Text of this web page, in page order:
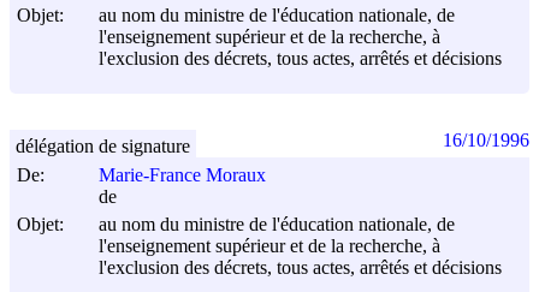
Objet:
au nom du ministre de l'éducation nationale, de
l'enseignement supérieur et de la recherche, à
l'exclusion des décrets, tous actes, arrêtés et décisions
De:
Marie-France Moraux
de
Objet:
au nom du ministre de l'éducation nationale, de
l'enseignement supérieur et de la recherche, à
l'exclusion des décrets, tous actes, arrêtés et décisions
délégation de signature 16/10/1996